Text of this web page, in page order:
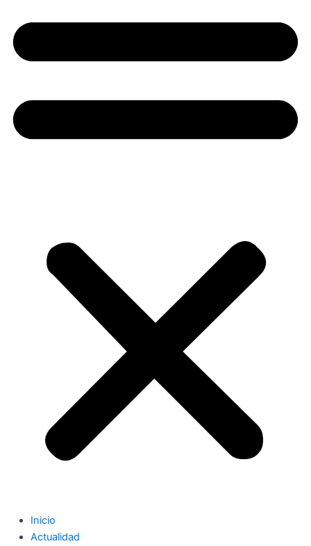
Inicio
Actualidad